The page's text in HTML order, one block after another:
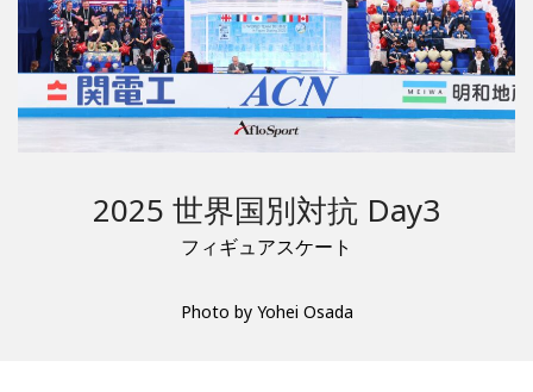
2025 世界国別対抗 Day3
フィギュアスケート
Photo by Yohei Osada